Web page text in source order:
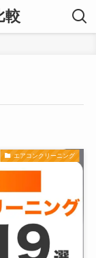
較
エアコンクリーニング